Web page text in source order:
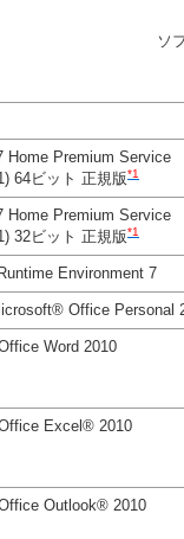
ソ
Home Premium Service
64ビット 正規版*1
Home Premium Service
32ビット 正規版*1
Environment 7
Office Personal
Word 2010
Excel® 2010
Outlook® 2010